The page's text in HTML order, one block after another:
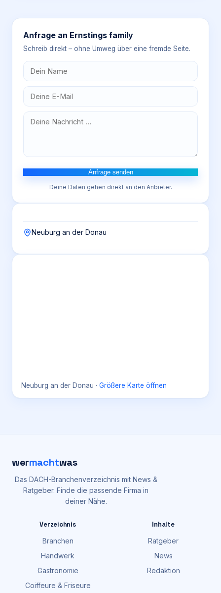
Anfrage an Ernstings family
Schreib direkt – ohne Umweg über eine fremde Seite.
Anfrage senden
Deine Daten gehen direkt an den Anbieter.
Neuburg an der Donau
Neuburg an der Donau · Größere Karte öffnen
wermachtwas
Das DACH-Branchenverzeichnis mit News &
Ratgeber. Finde die passende Firma in
deiner Nähe.
Verzeichnis
Branchen
Handwerk
Gastronomie
Coiffeure & Friseure
Inhalte
Ratgeber
News
Redaktion